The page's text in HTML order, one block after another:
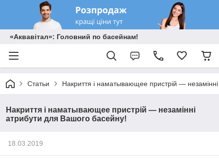
«Аквавітал»: Головний по басейнам!
Статьи Накриття і наматывающее пристрій —
Накриття і наматывающее пристрій — незамінні
атрибути для Вашого басейну!
18.03.2019